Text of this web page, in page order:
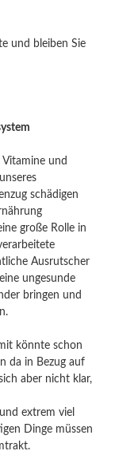
und bleiben Sie
und
schädigen
große Rolle in
Ausrutscher
ungesunde
bringen und
könnte schon
da in Bezug auf
aber nicht klar,
extrem viel
Dinge müssen